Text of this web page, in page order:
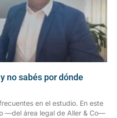
no sabés por dónde
en el estudio. En este
—del área legal de Aller & Co—